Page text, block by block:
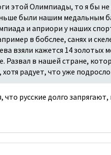
этой Олимпиады, то я бы
были нашим медальным
и априори у наших
в бобслее, санях и
взяли кажется 14 золотых
Развал в нашей стране,
радует, что уже
что русские долго